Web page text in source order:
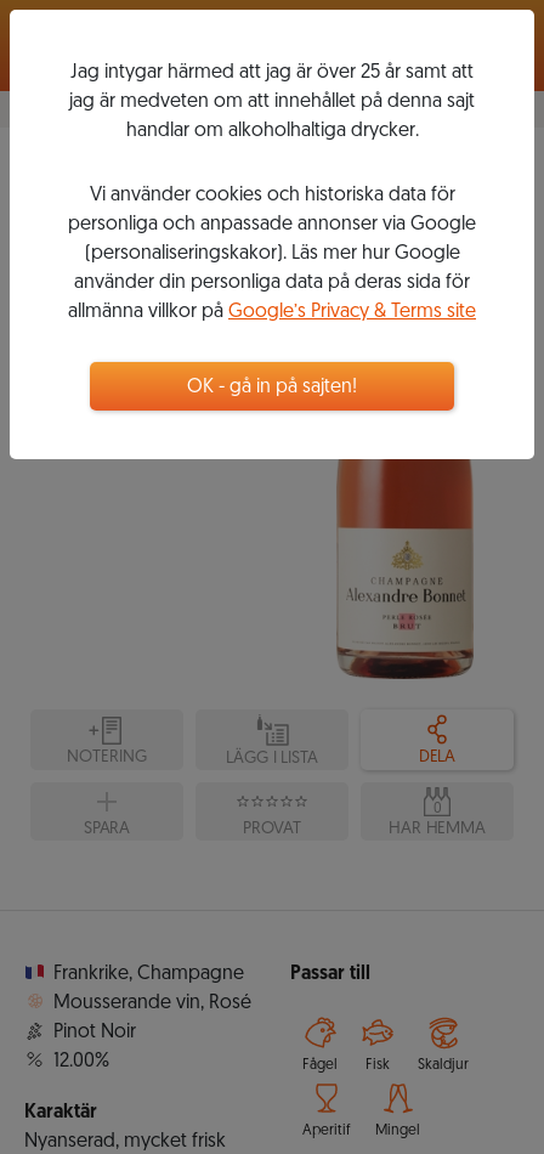
Perle Rosé Brut
ALEXANDRE
BONNET
kr
Flaska, 750 ml
NOTERING LÄGG I LISTA DELA
SPARA PROVAT
0
HAR HEMMA
Frankrike, Champagne
Mousserande vin, Rosé
Pinot Noir
12.00%
Karaktär
Nyanserad, mycket frisk
Passar till
Fågel Fisk Skaldjur
Aperitif Mingel
Jag intygar härmed att jag är över 25 år samt att
jag är medveten om att innehållet på denna sajt
handlar om alkoholhaltiga drycker.
Vi använder cookies och historiska data för
personliga och anpassade annonser via Google
(personaliseringskakor). Läs mer hur Google
använder din personliga data på deras sida för
allmänna villkor på Google’s Privacy & Terms site
OK - gå in på sajten!